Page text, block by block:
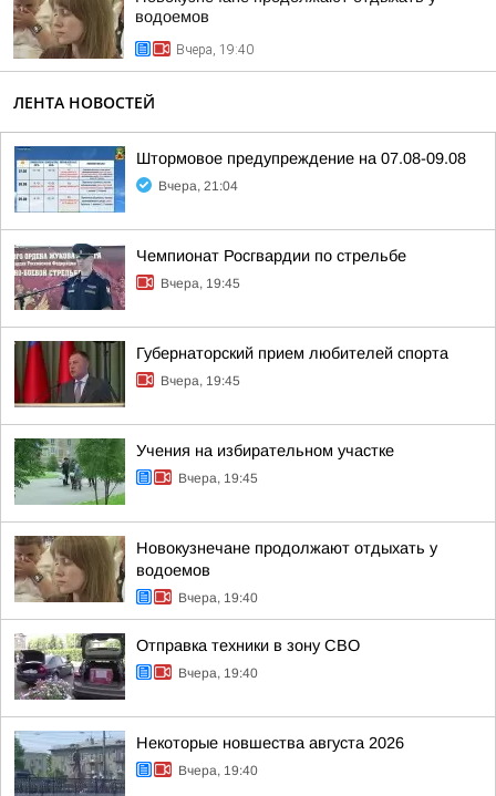
водоемов
Вчера, 19:40
ЛЕНТА НОВОСТЕЙ
Штормовое предупреждение на 07.08-09.08
Вчера, 21:04
Чемпионат Росгвардии по стрельбе
Вчера, 19:45
Губернаторский прием любителей спорта
Вчера, 19:45
Учения на избирательном участке
Вчера, 19:45
Новокузнечане продолжают отдыхать у
водоемов
Вчера, 19:40
Отправка техники в зону СВО
Вчера, 19:40
Некоторые новшества августа 2026
Вчера, 19:40